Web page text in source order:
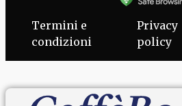
Termini e
condizioni
Privacy
policy